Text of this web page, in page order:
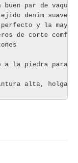
buen par de
tejido denim
y la mayor
de corte
a la piedra para
alta,